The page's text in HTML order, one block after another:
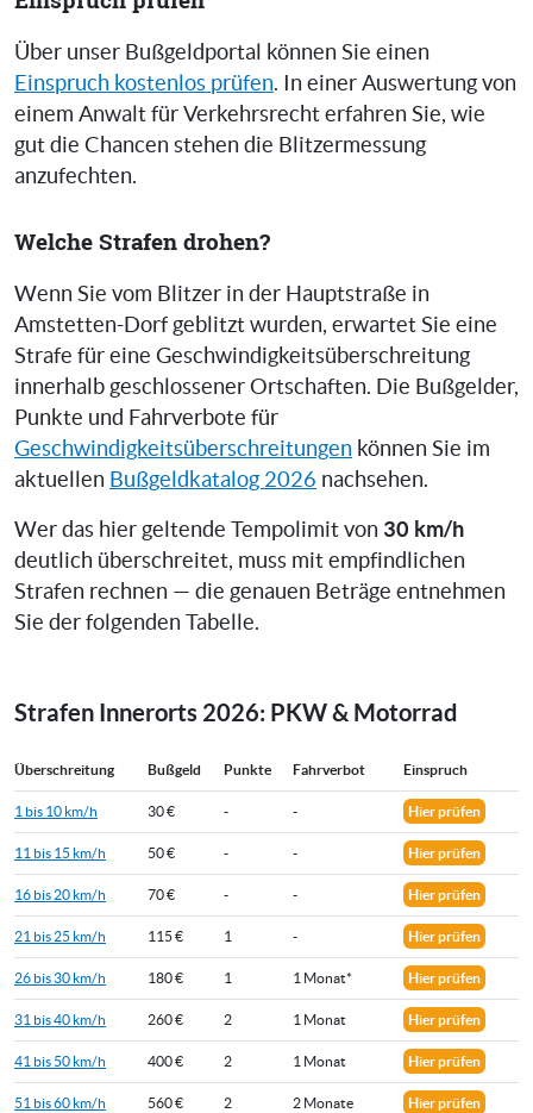
Über unser Bußgeldportal können Sie einen
Einspruch kostenlos prüfen. In einer Auswertung von
einem Anwalt für Verkehrsrecht erfahren Sie, wie
gut die Chancen stehen die Blitzermessung
anzufechten.
Welche Strafen drohen?
Wenn Sie vom Blitzer in der Hauptstraße in
Amstetten-Dorf geblitzt wurden, erwartet Sie eine
Strafe für eine Geschwindigkeitsüberschreitung
innerhalb geschlossener Ortschaften. Die Bußgelder,
Punkte und Fahrverbote für
Geschwindigkeitsüberschreitungen können Sie im
aktuellen Bußgeldkatalog 2026 nachsehen.
Wer das hier geltende Tempolimit von 30 km/h
deutlich überschreitet, muss mit empfindlichen
Strafen rechnen — die genauen Beträge entnehmen
Sie der folgenden Tabelle.
Strafen Innerorts 2026: PKW & Motorrad
Überschreitung Bußgeld Punkte Fahrverbot Einspruch
1 bis 10 km/h 30 € - - Hier prüfen
11 bis 15 km/h 50 € - - Hier prüfen
16 bis 20 km/h 70 € - - Hier prüfen
21 bis 25 km/h 115 € 1 - Hier prüfen
26 bis 30 km/h 180 € 1 1 Monat* Hier prüfen
31 bis 40 km/h 260 € 2 1 Monat Hier prüfen
41 bis 50 km/h 400 € 2 1 Monat Hier prüfen
51 bis 60 km/h 560 € 2 2 Monate Hier prüfen